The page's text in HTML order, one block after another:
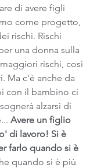
di avere figli
come progetto,
rischi. Rischi
una donna sulla
rischi, così
Ma c'è anche da
con il bambino ci
alzarsi di
Avere un figlio
di lavoro! Si è
farlo quando si è
quando si è più